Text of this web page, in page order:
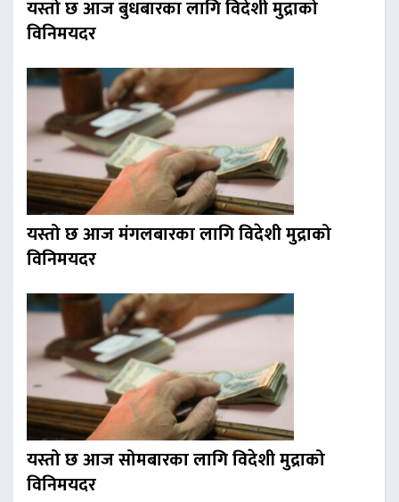
यस्तो छ आज बुधबारका लागि विदेशी मुद्राको
विनिमयदर
यस्तो छ आज मंगलबारका लागि विदेशी मुद्राको
विनिमयदर
यस्तो छ आज सोमबारका लागि विदेशी मुद्राको
विनिमयदर